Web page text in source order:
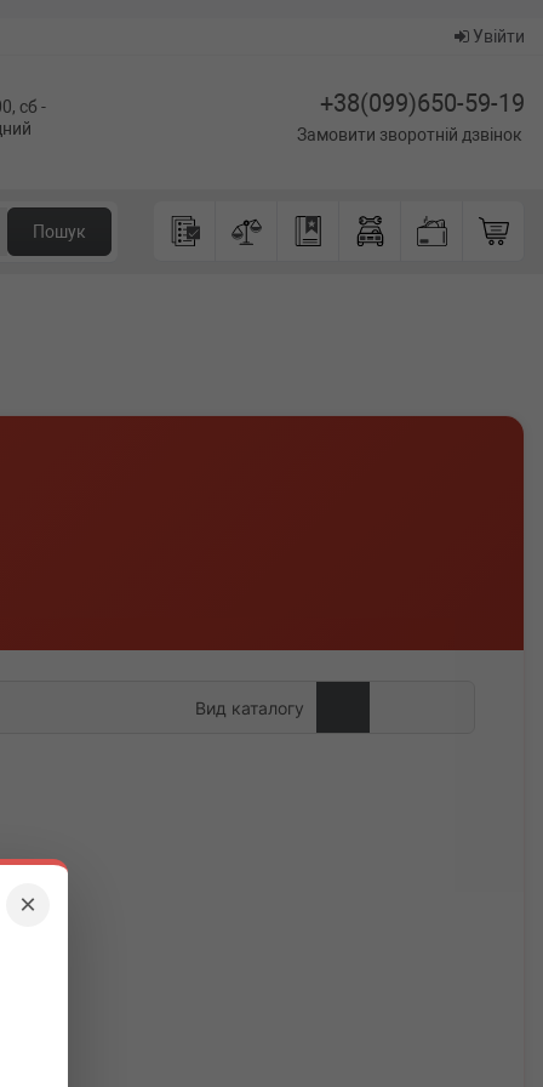
×
Увійти
сб -
+38(099)650-59-19
Замовити зворотній дзвінок
Пошук
Вид каталогу